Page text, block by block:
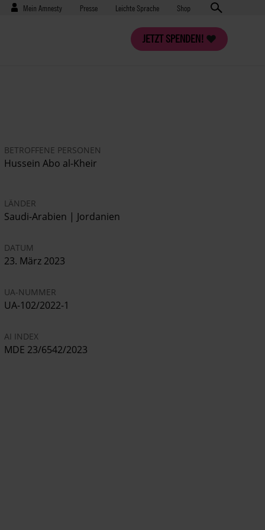
Benutzermenü
Mein Amnesty Presse
Presse Leichte Sprache Shop
JETZT SPENDEN!
BETROFFENE PERSONEN
Hussein Abo al-Kheir
LÄNDER
Saudi-Arabien | Jordanien
DATUM
23. März 2023
UA-NUMMER
UA-102/2022-1
AI INDEX
MDE 23/6542/2023